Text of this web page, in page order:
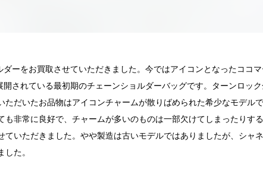
ダーをお買取させていただきました。今ではアイコンとなったココ
開されている最初期のチェーンショルダーバッグです。ターンロッ
ただいたお品物はアイコンチャームが散りばめられた希少なモデル
も非常に良好で、チャームが多いのものは一部欠けてしまったりす
ていただきました。やや製造は古いモデルではありましたが、シャ
した。